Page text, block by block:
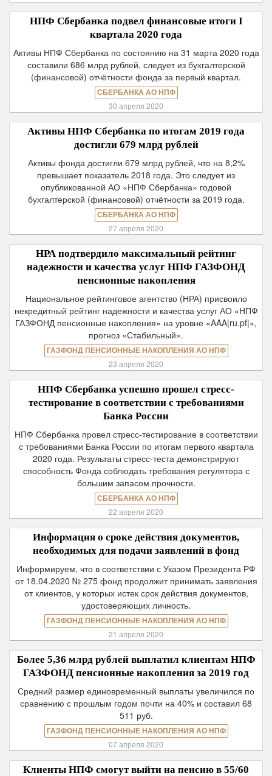
НПФ Сбербанка подвел финансовые итоги I
квартала 2020 года
Активы НПФ Сбербанка по состоянию на 31 марта 2020 года
составили 686 млрд рублей, следует из бухгалтерской
(финансовой) отчётности фонда за первый квартал.
СБЕРБАНКА АО НПФ
30 апреля 2020
Активы НПФ Сбербанка по итогам 2019 года
достигли 679 млрд рублей
Активы фонда достигли 679 млрд рублей, что на 8,2%
превышает показатель 2018 года. Это следует из
опубликованной АО «НПФ Сбербанка» годовой
бухгалтерской (финансовой) отчётности за 2019 года.
СБЕРБАНКА АО НПФ
27 апреля 2020
НРА подтвердило максимальный рейтинг
надежности и качества услуг НПФ ГАЗФОНД
пенсионные накопления
Национальное рейтинговое агентство (НРА) присвоило
некредитный рейтинг надежности и качества услуг АО «НПФ
ГАЗФОНД пенсионные накопления» на уровне «AAA|ru.pf|»,
прогноз «Стабильный».
ГАЗФОНД ПЕНСИОННЫЕ НАКОПЛЕНИЯ АО НПФ
23 апреля 2020
НПФ Сбербанка успешно прошел стресс-
тестирование в соответствии с требованиями
Банка России
НПФ Сбербанка провел стресс-тестирование в соответствии
с требованиями Банка России по итогам первого квартала
2020 года. Результаты стресс-теста демонстрируют
способность Фонда соблюдать требования регулятора с
большим запасом прочности.
СБЕРБАНКА АО НПФ
22 апреля 2020
Информация о сроке действия документов,
необходимых для подачи заявлений в фонд
Информируем, что в соответствии с Указом Президента РФ
от 18.04.2020 № 275 фонд продолжит принимать заявления
от клиентов, у которых истек срок действия документов,
удостоверяющих личность.
ГАЗФОНД ПЕНСИОННЫЕ НАКОПЛЕНИЯ АО НПФ
21 апреля 2020
Более 5,36 млрд рублей выплатил клиентам НПФ
ГАЗФОНД пенсионные накопления за 2019 год
Средний размер единовременный выплаты увеличился по
сравнению с прошлым годом почти на 40% и составил 68
511 руб.
ГАЗФОНД ПЕНСИОННЫЕ НАКОПЛЕНИЯ АО НПФ
07 апреля 2020
Клиенты НПФ смогут выйти на пенсию в 55/60